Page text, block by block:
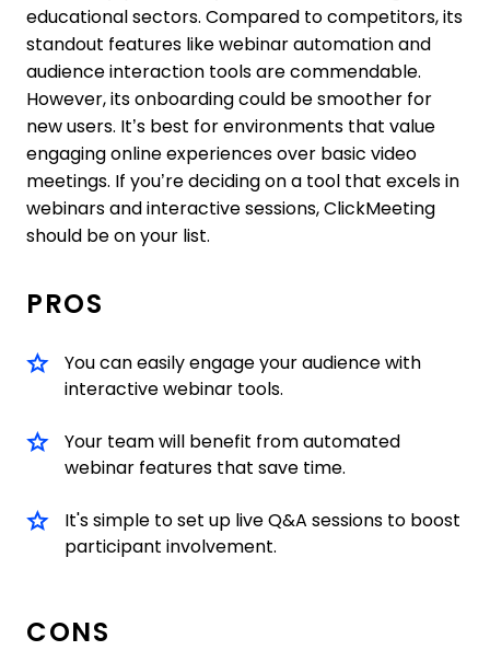
educational sectors. Compared to competitors, its
standout features like webinar automation and
audience interaction tools are commendable.
However, its onboarding could be smoother for
new users. It’s best for environments that value
engaging online experiences over basic video
meetings. If you’re deciding on a tool that excels in
webinars and interactive sessions, ClickMeeting
should be on your list.
PROS
You can easily engage your audience with
interactive webinar tools.
Your team will benefit from automated
webinar features that save time.
It's simple to set up live Q&A sessions to boost
participant involvement.
CONS